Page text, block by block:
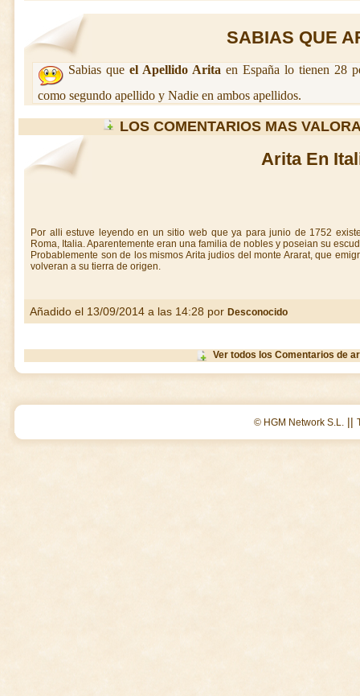
SABIAS QUE
Sabias que el Apellido Arita en España lo tienen 28
como segundo apellido y Nadie en ambos apellidos.
LOS COMENTARIOS MAS
Arita En
Por alli estuve leyendo en un sitio web que ya para junio de 1752
Roma, Italia. Aparentemente eran una familia de nobles y poseian su
Probablemente son de los mismos Arita judios del monte Ararat, que
volveran a su tierra de origen.
Añadido el 13/09/2014 a las 14:28 por Desconocido
Ver todos los Comentarios de
© HGM Network S.L. ||